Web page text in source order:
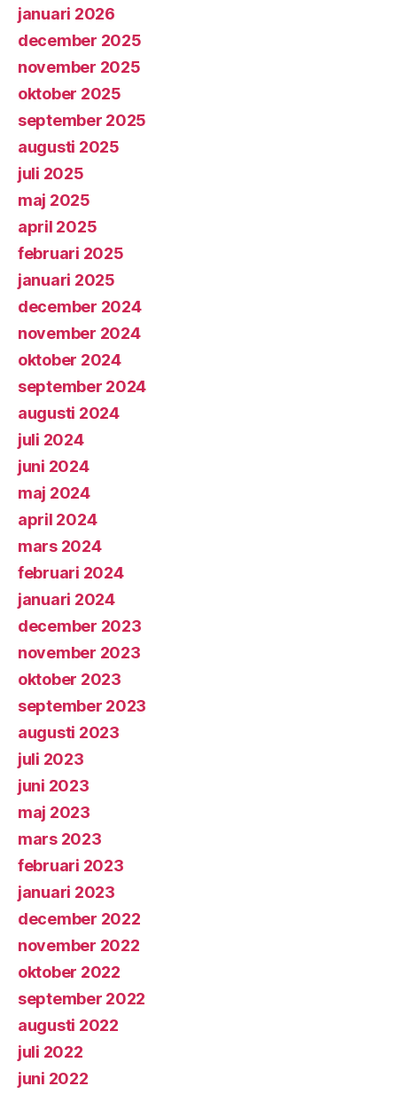
januari 2026
december 2025
november 2025
oktober 2025
september 2025
augusti 2025
juli 2025
maj 2025
april 2025
februari 2025
januari 2025
december 2024
november 2024
oktober 2024
september 2024
augusti 2024
juli 2024
juni 2024
maj 2024
april 2024
mars 2024
februari 2024
januari 2024
december 2023
november 2023
oktober 2023
september 2023
augusti 2023
juli 2023
juni 2023
maj 2023
mars 2023
februari 2023
januari 2023
december 2022
november 2022
oktober 2022
september 2022
augusti 2022
juli 2022
juni 2022